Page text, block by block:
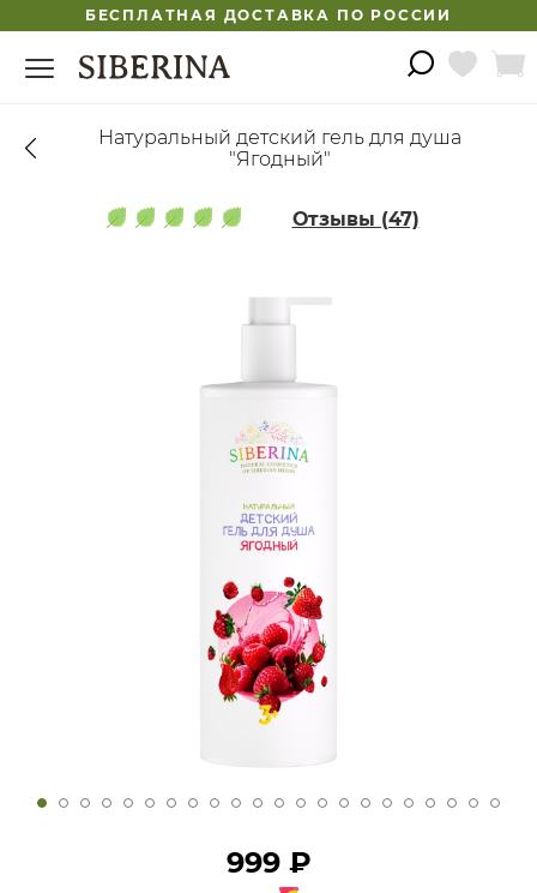
БЕСПЛАТНАЯ ДОСТАВКА ПО РОССИИ
Натуральный детский гель для душа
"Ягодный"
Отзывы (47)
999 ₽